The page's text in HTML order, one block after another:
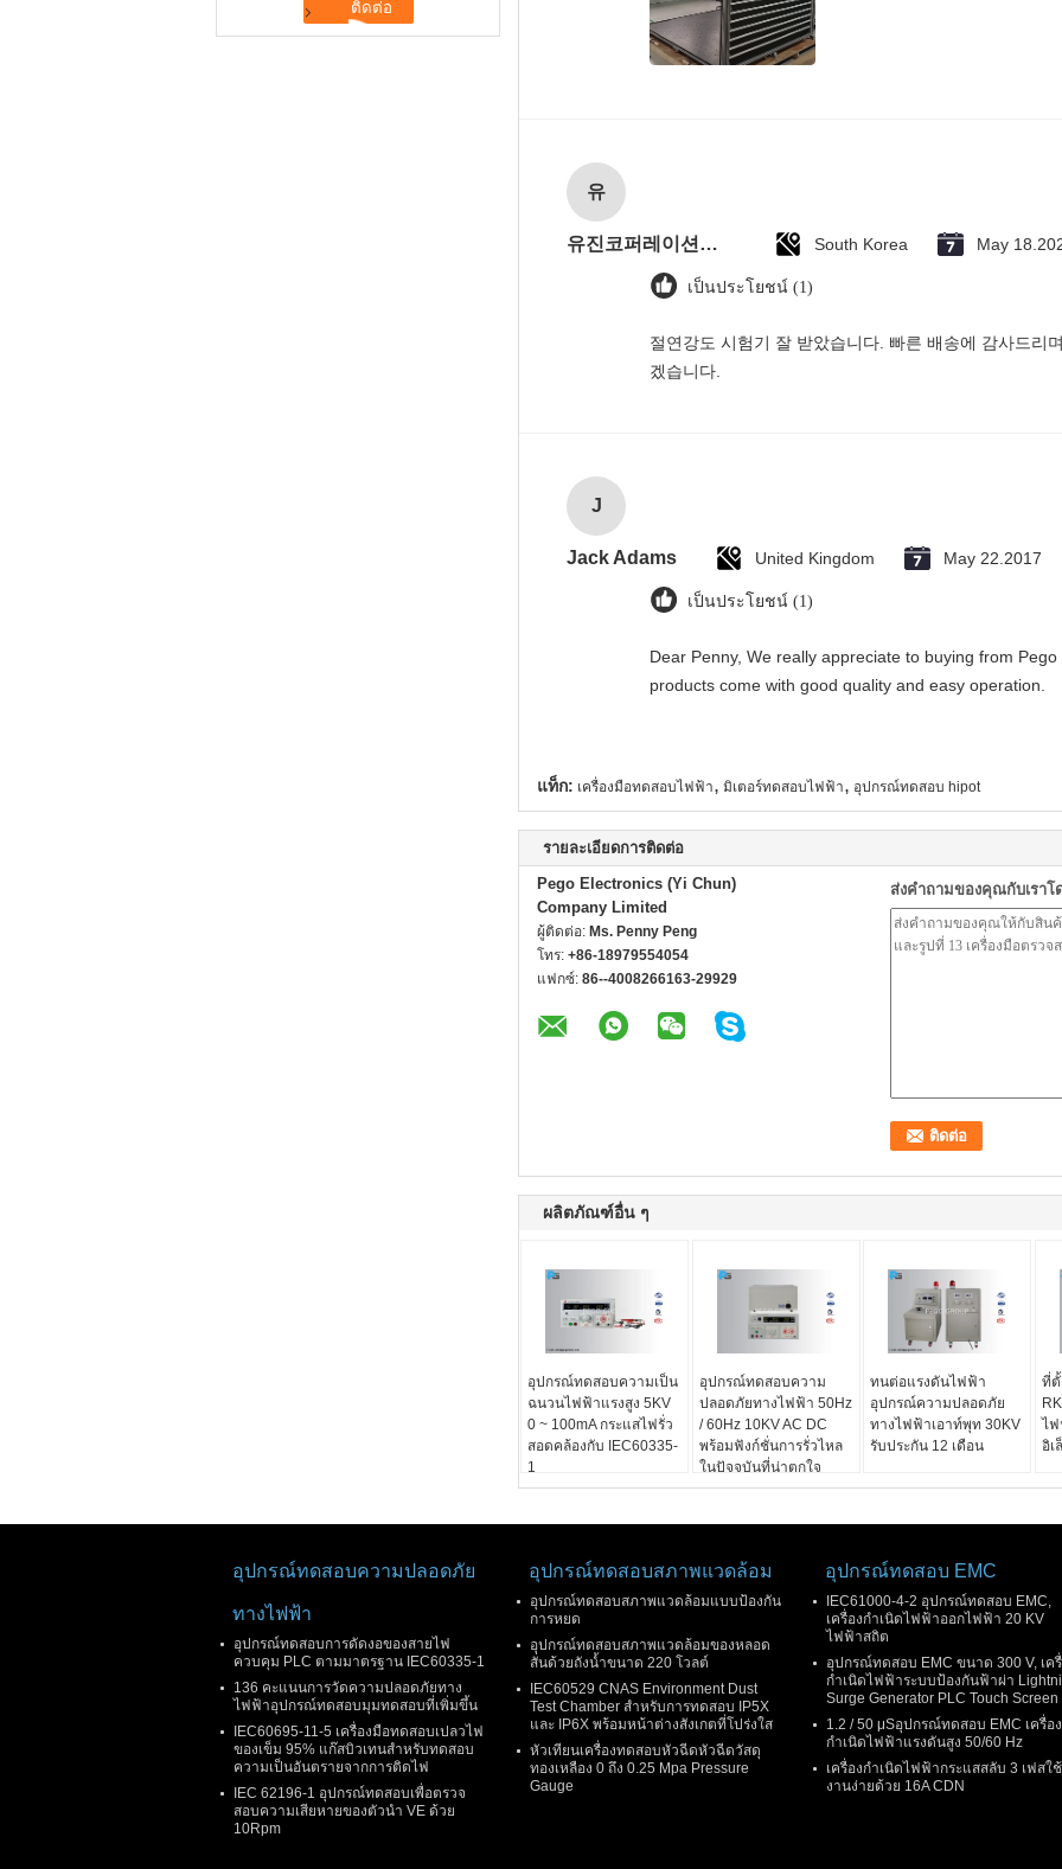
유
유진코퍼레이션에 황동익입니다. South Korea May
เป็นประโยชน์ (1)
절연강도 시험기 잘 받았습니다. 빠른 배송에 감사드리
겠습니다.
J
Jack Adams United Kingdom May 22.2017
เป็นประโยชน์ (1)
Dear Penny, We really appreciate to buying from
products come with good quality and easy operation.
แท็ก: เครื่องมือทดสอบไฟฟ้า, มิเตอร์ทดสอบไฟฟ้า, อุปกรณ์ทดสอบ hipot
รายละเอียดการติดต่อ
Pego Electronics (Yi Chun)
Company Limited
ผู้ติดต่อ: Ms. Penny Peng
โทร: +86-18979554054
แฟกซ์: 86--4008266163-29929
ส่งคำถามของคุณกับเราโ
ผลิตภัณฑ์อื่น ๆ
อุปกรณ์ทดสอบความเป็น
ฉนวนไฟฟ้าแรงสูง 5KV
0 ~ 100mA กระแสไฟรั่ว
สอดคล้องกับ IEC60335-
1
อุปกรณ์ทดสอบความ
ปลอดภัยทางไฟฟ้า 50Hz
/ 60Hz 10KV AC DC
พร้อมฟังก์ชั่นการรั่วไหล
ในปัจจุบันที่น่าตกใจ
ทนต่อแรงดันไฟฟ้า
อุปกรณ์ความปลอดภัย
ทางไฟฟ้าเอาท์พุท 30KV
รับประกัน 12 เดือน
ที่ตั้
ไ
อิเ
อุปกรณ์ทดสอบความปลอดภัย
ทางไฟฟ้า
อุปกรณ์ทดสอบการดัดงอของสายไฟ
ควบคุม PLC ตามมาตรฐาน IEC60335-1
136 คะแนนการวัดความปลอดภัยทาง
ไฟฟ้าอุปกรณ์ทดสอบมุมทดสอบที่เพิ่มขึ้น
IEC60695-11-5 เครื่องมือทดสอบเปลวไฟ
ของเข็ม 95% แก๊สบิวเทนสำหรับทดสอบ
ความเป็นอันตรายจากการติดไฟ
IEC 62196-1 อุปกรณ์ทดสอบเพื่อตรวจ
สอบความเสียหายของตัวนํา VE ด้วย
10Rpm
อุปกรณ์ทดสอบสภาพแวดล้อม
อุปกรณ์ทดสอบสภาพแวดล้อมแบบป้องกัน
การหยด
อุปกรณ์ทดสอบสภาพแวดล้อมของหลอด
สั่นด้วยถังน้ำขนาด 220 โวลต์
IEC60529 CNAS Environment Dust
Test Chamber สำหรับการทดสอบ IP5X
และ IP6X พร้อมหน้าต่างสังเกตที่โปร่งใส
หัวเทียนเครื่องทดสอบหัวฉีดหัวฉีดวัสดุ
ทองเหลือง 0 ถึง 0.25 Mpa Pressure
Gauge
อุปกรณ์ทดสอบ EMC
IEC61000-4-2 อุปกรณ์ทดสอบ EMC,
เครื่องกำเนิดไฟฟ้าออกไฟฟ้า 20 KV
ไฟฟ้าสถิต
อุปกรณ์ทดสอบ EMC ขนาด 300 V, เค
กำเนิดไฟฟ้าระบบป้องกันฟ้าผ่า
Surge Generator PLC Touch Screen
1.2 / 50 μSอุปกรณ์ทดสอบ EMC เครื่อง
กำเนิดไฟฟ้าแรงดันสูง 50/60 Hz
เครื่องกำเนิดไฟฟ้ากระแสสลับ 3 เฟสใช้
งานง่ายด้วย 16A CDN